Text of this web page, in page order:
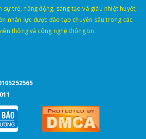
sự trẻ, năng động, sáng tạo và giàu nhiệt huyết,
nhân lực được đào tạo chuyên sâu trong các
thông và công nghệ thông tin.